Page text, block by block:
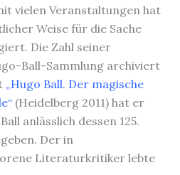
vielen Veranstaltungen hat
Weise für die Sache
Die Zahl seiner
Ball-Sammlung archiviert
„Hugo Ball. Der magische
(Heidelberg 2011) hat er
anlässlich dessen 125.
Der in
Literaturkritiker lebte